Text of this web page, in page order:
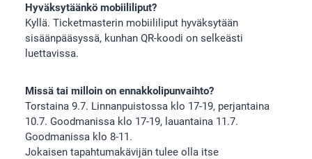
Hyväksytäänkö mobiililiput?
Kyllä. Ticketmasterin mobiililiput hyväksytään
sisäänpääsyssä, kunhan QR-koodi on selkeästi
luettavissa.
Missä tai milloin on ennakkolipunvaihto?
Torstaina 9.7. Linnanpuistossa klo 17-19, perjantaina
10.7. Goodmanissa klo 17-19, lauantaina 11.7.
Goodmanissa klo 8-11.
Jokaisen tapahtumakävijän tulee olla itse